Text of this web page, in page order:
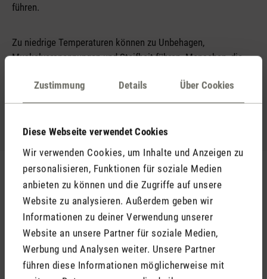
Zustimmung Details Über Cookies
Diese Webseite verwendet Cookies
Wir verwenden Cookies, um Inhalte und Anzeigen zu
personalisieren, Funktionen für soziale Medien
anbieten zu können und die Zugriffe auf unsere
Website zu analysieren. Außerdem geben wir
Informationen zu deiner Verwendung unserer
Website an unsere Partner für soziale Medien,
Werbung und Analysen weiter. Unsere Partner
führen diese Informationen möglicherweise mit
führen.
Zu niedrige Temperaturen können zu Unbehagen,
Muskelverspannungen und Steifheit führen. Menschen, die
konzentrieren, was die Produktivität beeinträchtigen kann.
Raumklima-Geräte für eine ideale
Luftqualität am Arbeitsplatz